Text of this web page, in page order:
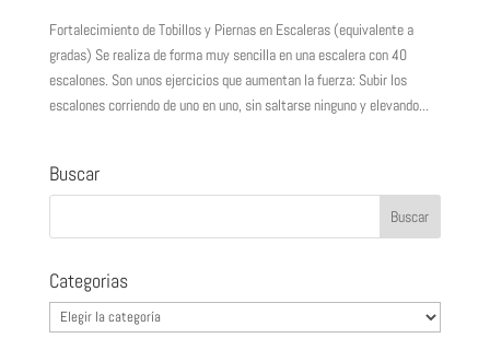
Fortalecimiento de Tobillos y Piernas en Escaleras (equivalente a
gradas) Se realiza de forma muy sencilla en una escalera con 40
escalones. Son unos ejercicios que aumentan la fuerza: Subir los
escalones corriendo de uno en uno, sin saltarse ninguno y elevando...
Buscar
Categorias
Categorias